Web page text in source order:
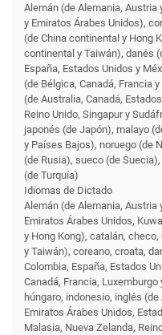
Alemán (de Alemania, Austria
y Emiratos Árabes Unidos),
(de China continental y Hong
continental y Taiwán), danés
España, Estados Unidos y
(de Bélgica, Canadá, Francia
(de Australia, Canadá,
Reino Unido, Singapur y
japonés (de Japón), malayo
y Países Bajos), noruego (de
(de Rusia), sueco (de
(de Turquía)
Idiomas de Dictado
Alemán (de Alemania, Austria
Emiratos Árabes Unidos,
y Hong Kong), catalán,
y Taiwán), coreano, croata,
Colombia, España, Estados
Canadá, Francia,
húngaro, indonesio, inglés
Emiratos Árabes Unidos,
Malasia, Nueva Zelanda,